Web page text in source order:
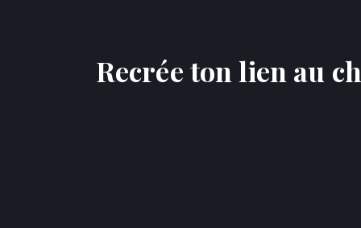
Recrée ton lien au